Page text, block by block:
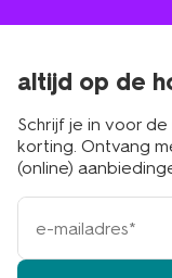
altijd op de
Schrijf je in voor
korting. Ontvang
(online)
e-
mailadres